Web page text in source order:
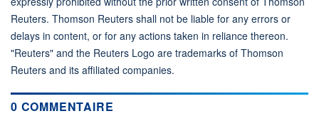
Reuters. Thomson Reuters shall not be liable for any errors or
delays in content, or for any actions taken in reliance thereon.
"Reuters" and the Reuters Logo are trademarks of Thomson
Reuters and its affiliated companies.
0 COMMENTAIRE